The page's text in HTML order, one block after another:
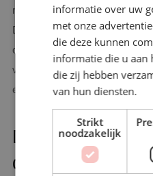
naar adviseur. Van trainer naar
De waarde zit niet meer alleen
of het beheren van een LMS,
verbinden en toepassen van
echt bijdraagt aan
De rol van L&D
dan veel
informatie over uw
met onze
die deze kunnen
informatie die u aan
die zij hebben
van hun diensten.
Strikt
noodzakelijk